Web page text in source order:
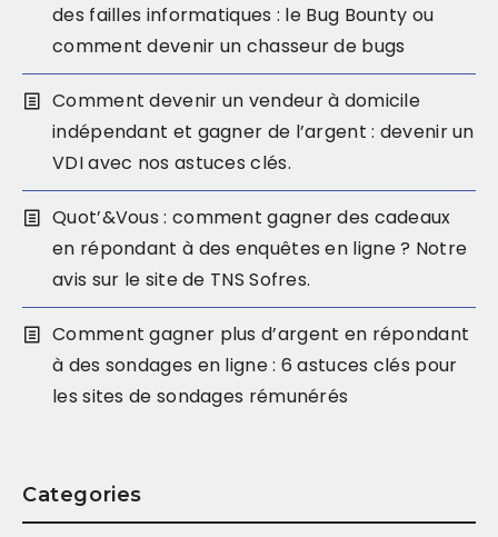
des failles informatiques : le Bug Bounty ou
comment devenir un chasseur de bugs
Comment devenir un vendeur à domicile
indépendant et gagner de l’argent : devenir un
VDI avec nos astuces clés.
Quot’&Vous : comment gagner des cadeaux
en répondant à des enquêtes en ligne ? Notre
avis sur le site de TNS Sofres.
Comment gagner plus d’argent en répondant
à des sondages en ligne : 6 astuces clés pour
les sites de sondages rémunérés
Categories